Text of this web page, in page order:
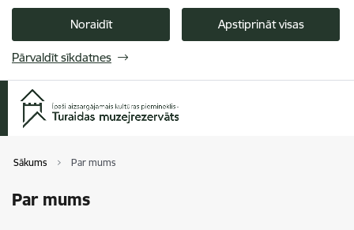
Noraidīt Apstiprināt visas
Pārvaldīt sīkdatnes
Sākums Par mums
Par mums